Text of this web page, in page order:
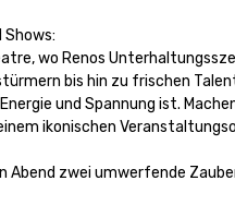
wo Renos
bis hin zu frischen
und Spannung ist.
ikonischen
Abend zwei umwerfende